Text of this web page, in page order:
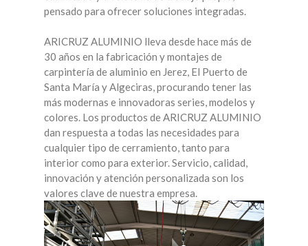
pensado para ofrecer soluciones integradas.
ARICRUZ ALUMINIO lleva desde hace más de
30 años en la fabricación y montajes de
carpintería de aluminio en Jerez, El Puerto de
Santa María y Algeciras, procurando tener las
más modernas e innovadoras series, modelos y
colores. Los productos de ARICRUZ ALUMINIO
dan respuesta a todas las necesidades para
cualquier tipo de cerramiento, tanto para
interior como para exterior. Servicio, calidad,
innovación y atención personalizada son los
valores clave de nuestra empresa.